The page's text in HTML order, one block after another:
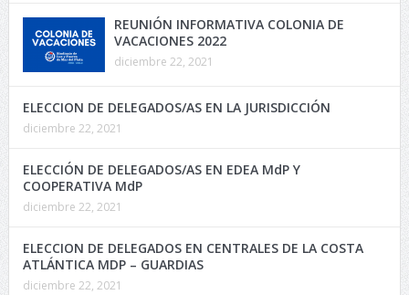
REUNIÓN INFORMATIVA COLONIA DE
VACACIONES 2022
diciembre 22, 2021
ELECCION DE DELEGADOS/AS EN LA JURISDICCIÓN
diciembre 22, 2021
ELECCIÓN DE DELEGADOS/AS EN EDEA MdP Y
COOPERATIVA MdP
diciembre 22, 2021
ELECCION DE DELEGADOS EN CENTRALES DE LA COSTA
ATLÁNTICA MDP – GUARDIAS
diciembre 22, 2021